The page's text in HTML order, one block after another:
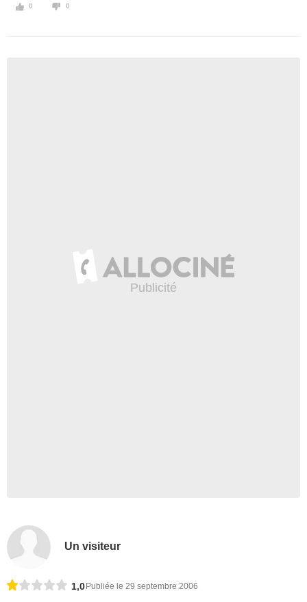
0 0
Un visiteur
1,0 Publiée le 29 septembre 2006